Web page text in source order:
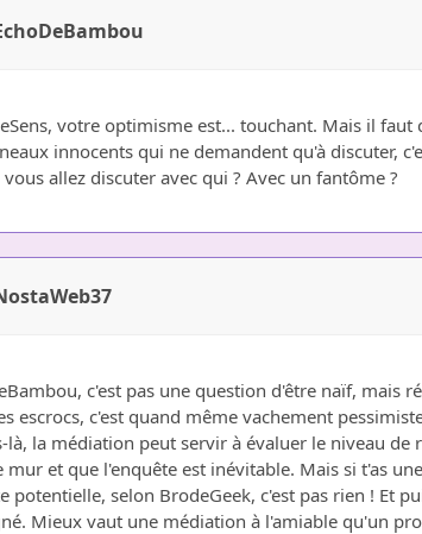
votre optimisme est... touchant. Mais il
innocents qui ne demandent qu'à discuter,
allez discuter avec qui ? Avec un fantôme ?
c'est pas une question d'être naïf, mais
escrocs, c'est quand même vachement
là, la médiation peut servir à évaluer le niveau
mur et que l'enquête est inévitable. Mais si t'as
potentielle, selon BrodeGeek, c'est pas rien ! Et
Mieux vaut une médiation à l'amiable qu'un